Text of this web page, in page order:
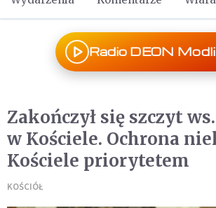
Radio DEON
Zakończył się szczyt
w Kościele. Ochrona
Kościele priorytetem
KOŚCIÓŁ